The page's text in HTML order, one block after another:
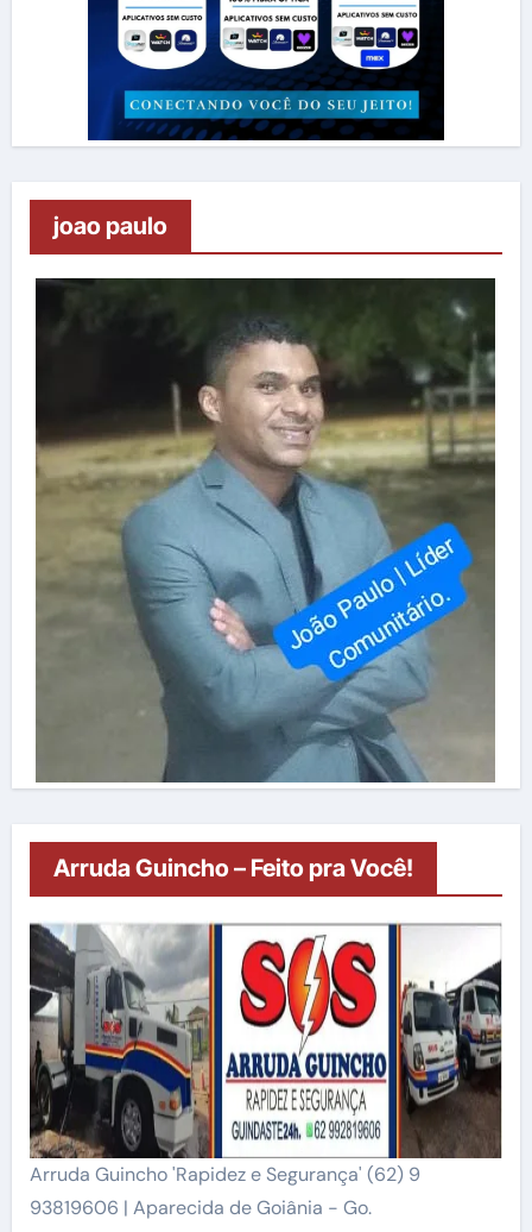
joao paulo
Arruda Guincho – Feito pra Você!
Arruda Guincho 'Rapidez e Segurança' (62) 9
93819606 | Aparecida de Goiânia - Go.